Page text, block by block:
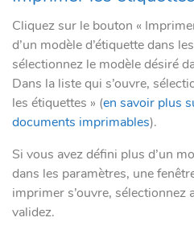
Cliquez sur le bouton «
d’un modèle d’étiquette dans
sélectionnez le modèle désiré
Dans la liste qui s’ouvre,
les étiquettes » (en savoir plus
documents imprimables).
Si vous avez défini plus d’un
dans les paramètres, une
imprimer s’ouvre, sélectionnez
validez.